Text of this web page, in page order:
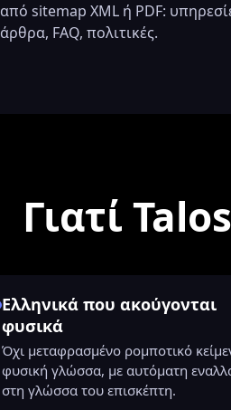
από sitemap XML ή PDF:
άρθρα, FAQ, πολιτικές.
Γιατί Talos
Ελληνικά που ακούγονται
φυσικά
Όχι μεταφρασμένο ρομποτικό
φυσική γλώσσα, με αυτόματη
στη γλώσσα του επισκέπτη.